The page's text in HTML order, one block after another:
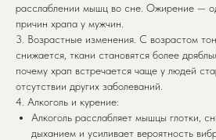
расслаблении мышц во сне. Ожирение —
причин храпа у мужчин.
3. Возрастные изменения. С возрастом
снижается, ткани становятся более
почему храп встречается чаще у людей
отсутствии других заболеваний.
4. Алкоголь и курение:
Алкоголь расслабляет мышцы глотки,
дыханием и усиливает вероятность